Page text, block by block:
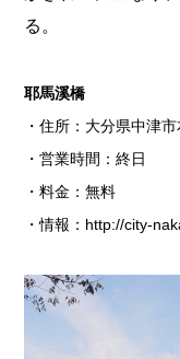
る。
耶馬溪橋
・住所：大分県中津
・営業時間：終日
・料金：無料
・情報： http://city-